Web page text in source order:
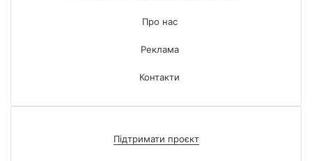
Про нас
Реклама
Контакти
Підтримати проєкт